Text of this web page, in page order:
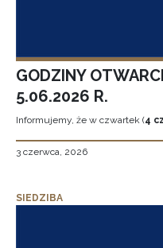
GODZINY
5.06.2026 R.
Informujemy, że w czwartek (4
3 czerwca, 2026
SIEDZIBA